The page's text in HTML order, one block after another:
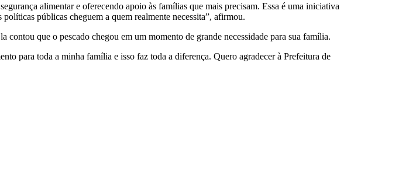
alimentar e oferecendo apoio às famílias que mais precisam. Essa é uma iniciativa
públicas cheguem a quem realmente necessita”, afirmou.
que o pescado chegou em um momento de grande necessidade para sua família.
para toda a minha família e isso faz toda a diferença. Quero agradecer à Prefeitura de